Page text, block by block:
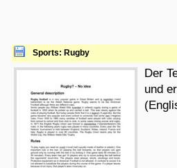
Sports: Rugby
Der
und